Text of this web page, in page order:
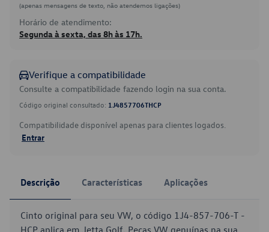
(apenas mensagens de texto, não atendemos ligações)
Horário de atendimento:
Segunda à sexta, das 8h às 17h.
Verifique a compatibilidade
Consulte a compatibilidade fazendo login na sua conta.
Código original consultado: 1J4857706THCP
Compatibilidade disponível apenas para clientes logados.
Entrar
Descrição Características Aplicações
Cinto original para seu VW, o código 1J4-857-706-T -
HCP aplica em Jetta Golf. Peças VW genuínas na sua